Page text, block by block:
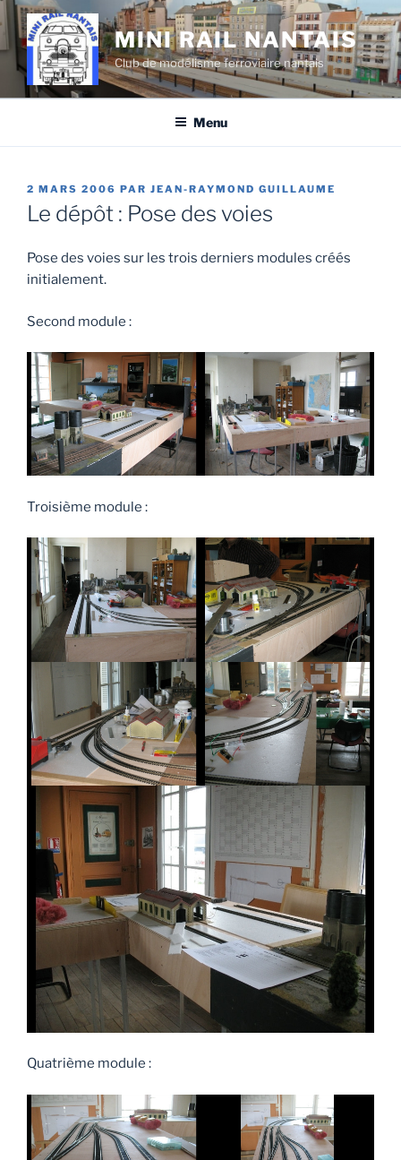
Aller
au
contenu
principal
MINI RAIL NANTAIS
Club de modélisme ferroviaire nantais
Menu
PUBLIÉ
LE
2 MARS 2006 PAR JEAN-RAYMOND GUILLAUME
Le dépôt : Pose des voies
Pose des voies sur les trois derniers modules créés
initialement.
Second module :
Troisième module :
Quatrième module :